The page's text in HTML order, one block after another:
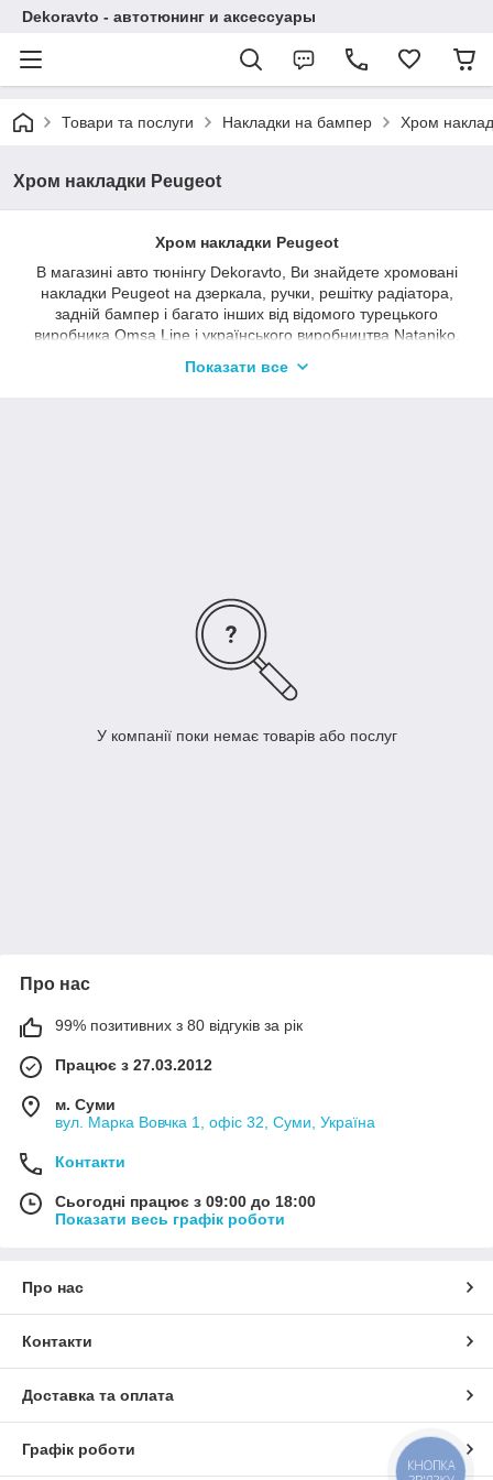
Dekoravto - автотюнинг и аксессуары
Товари та послуги Накладки на бампер Хром
Хром накладки Peugeot
Хром накладки Peugeot
В магазині авто тюнінгу Dekoravto, Ви знайдете хромовані
накладки Peugeot на дзеркала, ручки, решітку радіатора,
задній бампер і багато інших від відомого турецького
виробника Omsa Line і українського виробництва Nataniko.
Хром накладки нададуть вашому автомобілю
Показати все
У компанії поки немає товарів або послуг
Про нас
99% позитивних з 80 відгуків за рік
Працює з 27.03.2012
м. Суми
вул. Марка Вовчка 1, офіс 32, Суми, Україна
Контакти
Сьогодні працює з 09:00 до 18:00
Показати весь графік роботи
Про нас
Контакти
Доставка та оплата
Графік роботи
КНОПКА